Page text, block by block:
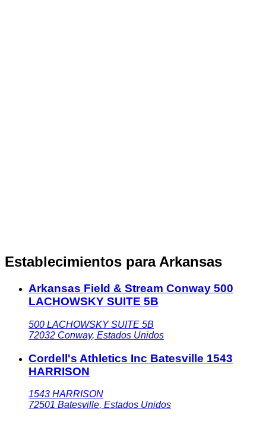
Establecimientos para Arkansas
Arkansas Field & Stream Conway 500
LACHOWSKY SUITE 5B
500 LACHOWSKY SUITE 5B
72032 Conway, Estados Unidos
Cordell's Athletics Inc Batesville 1543
HARRISON
1543 HARRISON
72501 Batesville, Estados Unidos